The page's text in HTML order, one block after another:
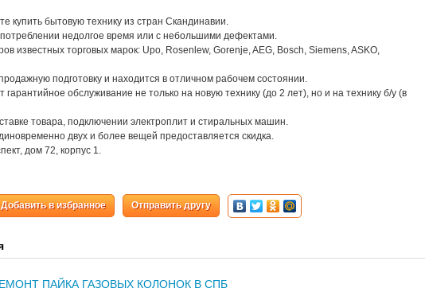
купить бытовую технику из стран Скандинавии.
недолгое время или с небольшими дефектами.
известных торговых марок: Upo, Rosenlew, Gorenje, AEG, Bosch, Siemens, ASKO,
подготовку и находится в отличном рабочем состоянии.
обслуживание не только на новую технику (до 2 лет), но и на технику б/у (в
товара, подключении электроплит и стиральных машин.
двух и более вещей предоставляется скидка.
дом 72, корпус 1.
Добавить в избранное Отправить другу
ПАЙКА ГАЗОВЫХ КОЛОНОК В СПБ